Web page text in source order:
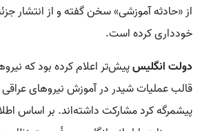
از «حادثه آموزشی» سخن گفته و از انتشار
خودداری کرده است.
دولت انگلیسپیش‌تر اعلام کرده بود که
قالب عملیات شیدر در آموزش نیروهای
پیشمرگه کرد مشارکت داشته‌اند. بر اساس